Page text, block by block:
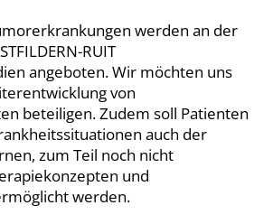
werden an der
RUIT
angeboten. Wir möchten uns
von
beteiligen. Zudem soll Patienten
auch der
zum Teil noch nicht
und
werden.